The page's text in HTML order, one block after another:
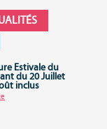
Estivale du
du 20 Juillet
inclus